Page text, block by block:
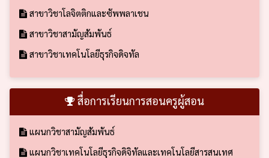
สาขาวิชาโลจิตติกและซัพพลาเชน
สาขาวิชาสามัญสัมพันธ์
สาขาวิชาเทคโนโลยีธุรกิจดิจทัล
สื่อการเรียนการสอนครูผู้สอน
แผนกวิชาสามัญสัมพันธ์
แผนกวิชาเทคโนโลยีธุรกิจดิจิทัลและเทคโนโลยีสารสนเทศ